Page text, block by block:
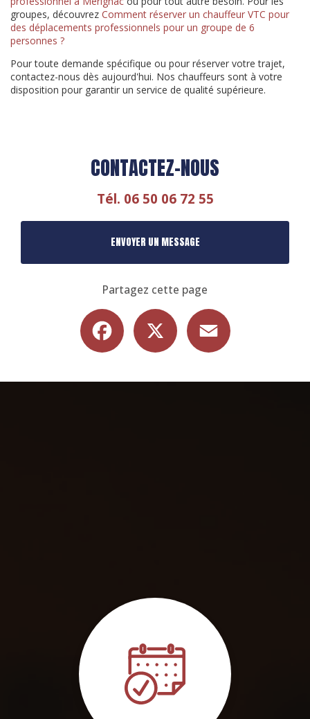
groupes, découvrez Comment réserver un chauffeur VTC pour
des déplacements professionnels pour un groupe de 6
personnes ?
Pour toute demande spécifique ou pour réserver votre trajet,
contactez-nous dès aujourd'hui. Nos chauffeurs sont à votre
disposition pour garantir un service de qualité supérieure.
CONTACTEZ-NOUS
Tél. 06 50 06 72 55
ENVOYER UN MESSAGE
Partagez cette page
Facebook